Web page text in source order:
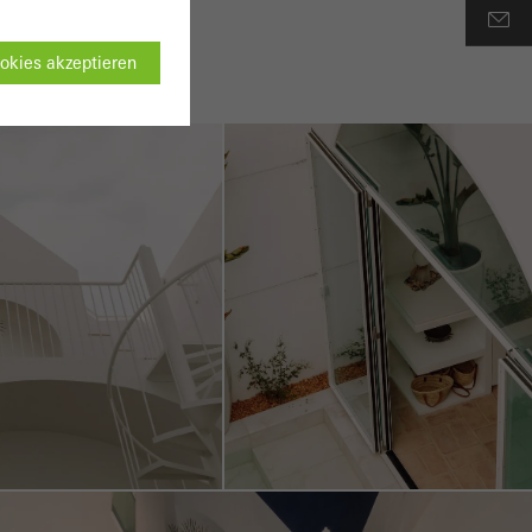
akzeptieren
einwandfrei
gestellt
der Webseite zu
Sie
Besuche,